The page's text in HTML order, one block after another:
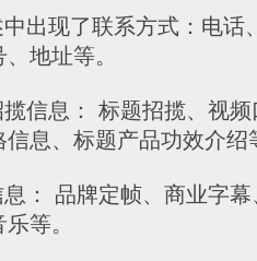
现了联系方式：电话
地址等。
息： 标题招揽、视频
息、标题产品功效介绍
品牌定帧、商业字幕
等。